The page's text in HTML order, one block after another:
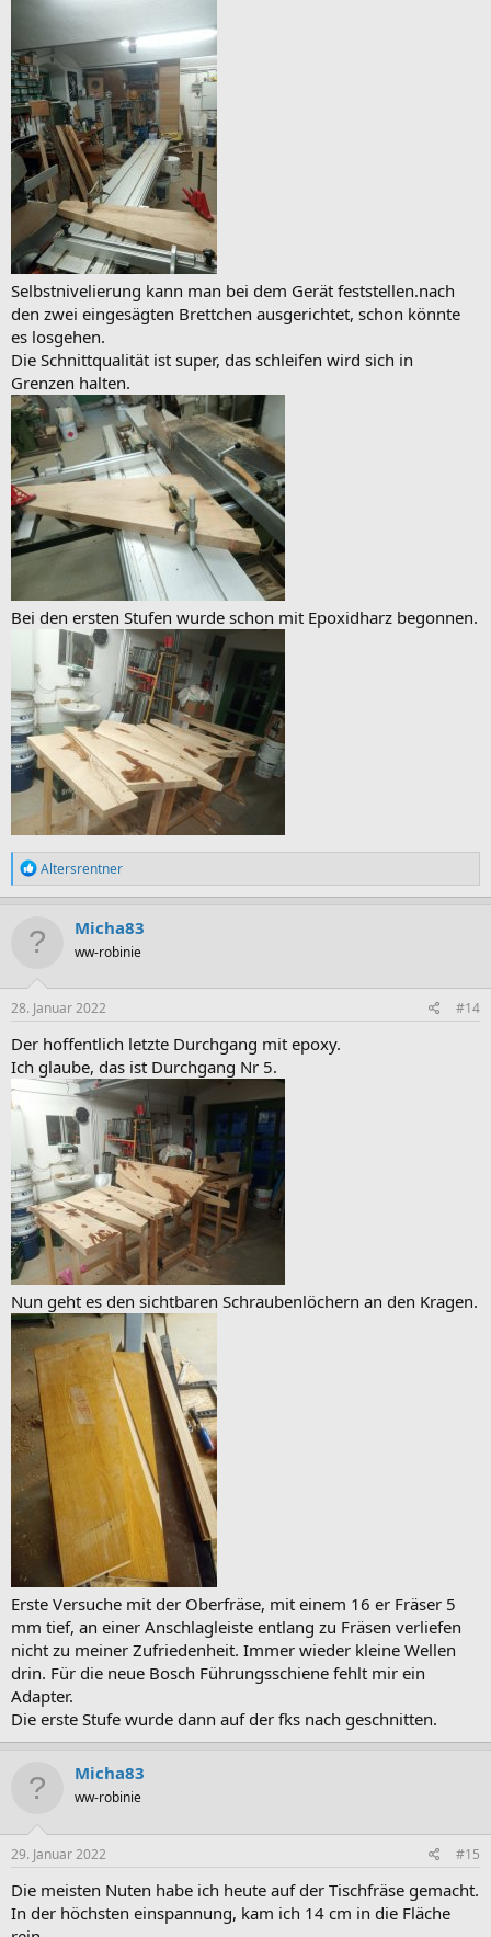
Selbstnivelierung kann man bei dem Gerät feststellen.nach
den zwei eingesägten Brettchen ausgerichtet, schon könnte
es losgehen.
Die Schnittqualität ist super, das schleifen wird sich in
Grenzen halten.
Bei den ersten Stufen wurde schon mit Epoxidharz begonnen.
R
e
a
t
n
e
Altersrentner
Micha83
ww-robinie
28. Januar 2022 #14
Der hoffentlich letzte Durchgang mit epoxy.
Ich glaube, das ist Durchgang Nr 5.
Nun geht es den sichtbaren Schraubenlöchern an den Kragen.
Erste Versuche mit der Oberfräse, mit einem 16 er Fräser 5
mm tief, an einer Anschlagleiste entlang zu Fräsen verliefen
nicht zu meiner Zufriedenheit. Immer wieder kleine Wellen
drin. Für die neue Bosch Führungsschiene fehlt mir ein
Adapter.
Die erste Stufe wurde dann auf der fks nach geschnitten.
Micha83
ww-robinie
29. Januar 2022 #15
Die meisten Nuten habe ich heute auf der Tischfräse gemacht.
In der höchsten einspannung, kam ich 14 cm in die Fläche